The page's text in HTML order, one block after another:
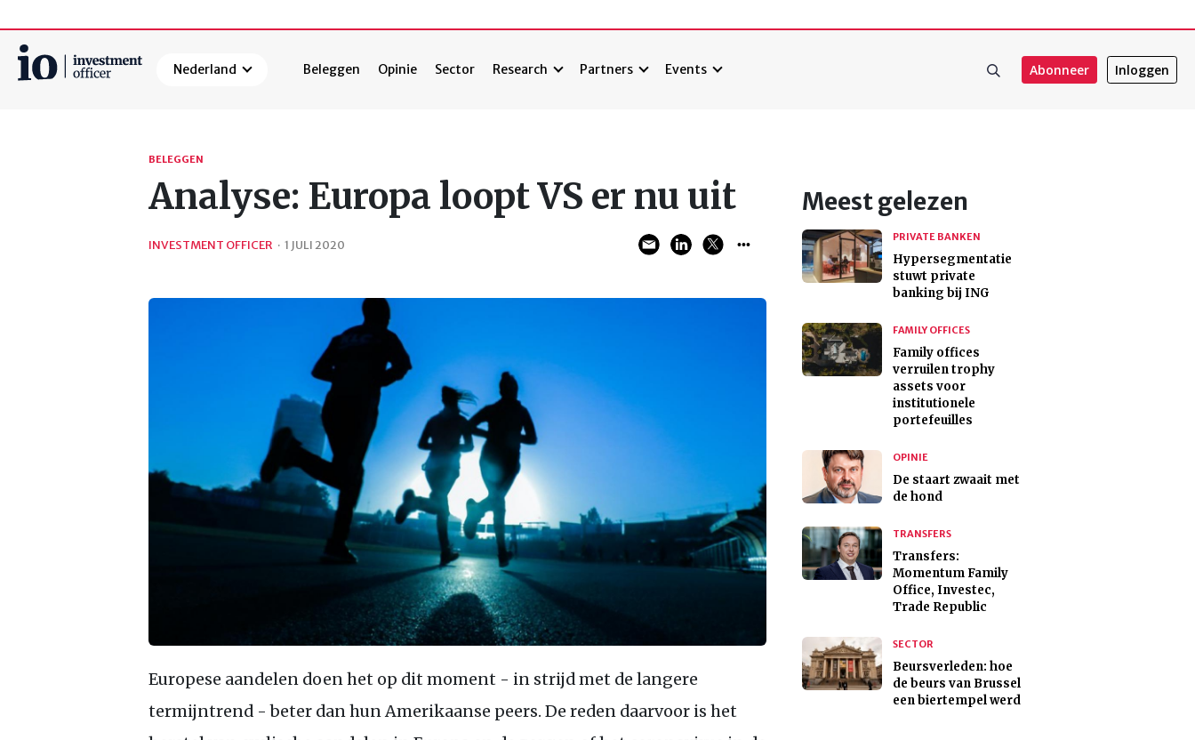
Nederland Beleggen Opinie Sector Research Partners Events Abonneer Inloggen
BELEGGEN
Analyse: Europa loopt VS er nu uit
INVESTMENT OFFICER · 1 JULI 2020
Europese aandelen doen het op dit moment - in strijd met de langere
termijntrend - beter dan hun Amerikaanse peers. De reden daarvoor is het
Meest gelezen
PRIVATE BANKEN
Hypersegmentatie
stuwt private
banking bij ING
FAMILY OFFICES
Family offices
verruilen trophy
assets voor
institutionele
portefeuilles
OPINIE
De staart zwaait met
de hond
TRANSFERS
Transfers:
Momentum Family
Office, Investec,
Trade Republic
SECTOR
Beursverleden: hoe
de beurs van Brussel
een biertempel werd